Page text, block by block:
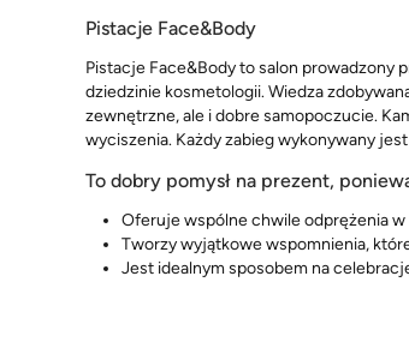
Pistacje Face&Body
Pistacje Face&Body to salon prowadzony
dziedzinie kosmetologii. Wiedza
zewnętrzne, ale i dobre samopoczucie.
wyciszenia. Każdy zabieg wykonywany
To dobry pomysł na prezent,
Oferuje wspólne chwile odprężenia
Tworzy wyjątkowe wspomnienia,
Jest idealnym sposobem na